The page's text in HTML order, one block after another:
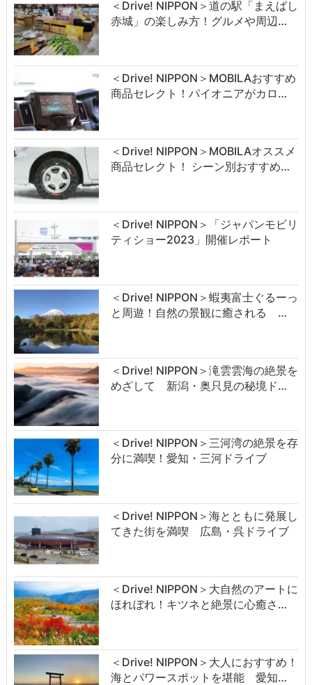
＜Drive! NIPPON＞道の駅「まえばし
赤城」の楽しみ方！グルメや周辺…
＜Drive! NIPPON＞MOBILAおすすめ
商品セレクト！パイオニアがカロ…
＜Drive! NIPPON＞MOBILAオススメ
商品セレクト！ シーン別おすすめ…
＜Drive! NIPPON＞「ジャパンモビリ
ティショー2023」開催レポート
＜Drive! NIPPON＞蝦夷富士ぐるーっ
と周遊！自然の景観に癒される …
＜Drive! NIPPON＞滝雲雲海の絶景を
めざして 新潟・奥只見の秘境ド…
＜Drive! NIPPON＞三河湾の絶景を存
分に満喫！愛知・三河ドライブ
＜Drive! NIPPON＞海とともに発展し
てきた街を満喫 広島・呉ドライブ
＜Drive! NIPPON＞大自然のアートに
ほれぼれ！キツネと絶景に心癒さ…
＜Drive! NIPPON＞大人におすすめ！
海とパワースポットを堪能 愛知…